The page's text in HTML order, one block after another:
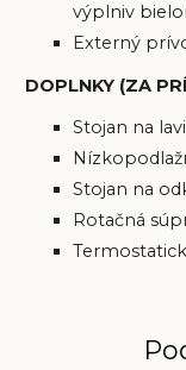
výplniv
Externý
DOPLNKY (ZA
Stojan na
Stojan na
Rotačná